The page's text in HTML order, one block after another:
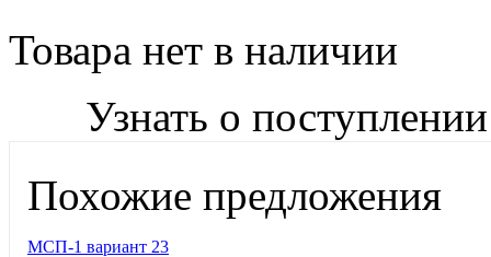
Товара нет в наличии
Узнать о поступлении
Похожие предложения
МСП-1 вариант 23